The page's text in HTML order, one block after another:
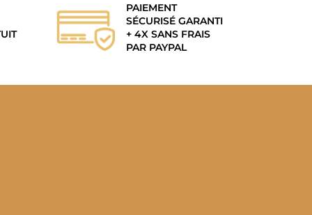
PAIEMENT
SÉCURISÉ GARANTI
+ 4X SANS FRAIS
PAR PAYPAL